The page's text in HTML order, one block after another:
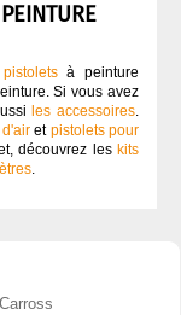
à peinture
Si vous avez
les accessoires.
et pistolets pour
découvrez les kits
.